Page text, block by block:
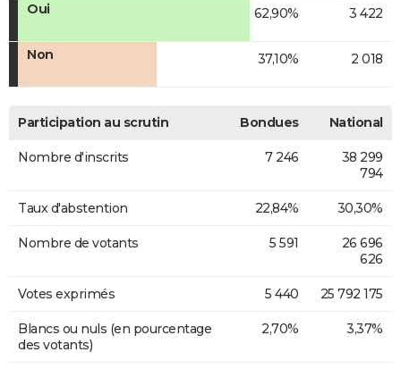
Oui
62,90% 3 422
Non 37,10% 2 018
Participation au scrutin Bondues National
Nombre d'inscrits 7 246
38 299
794
Taux d'abstention 22,84% 30,30%
Nombre de votants 5 591
26 696
626
Votes exprimés 5 440 25 792 175
Blancs ou nuls (en pourcentage
des votants)
2,70% 3,37%